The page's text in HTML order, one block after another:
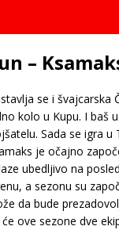
–
se i švajcarska
kolo u Kupu. I baš
Sada se igra
je očajno
ubedljivo na
a sezonu su
da bude
ove sezone dve